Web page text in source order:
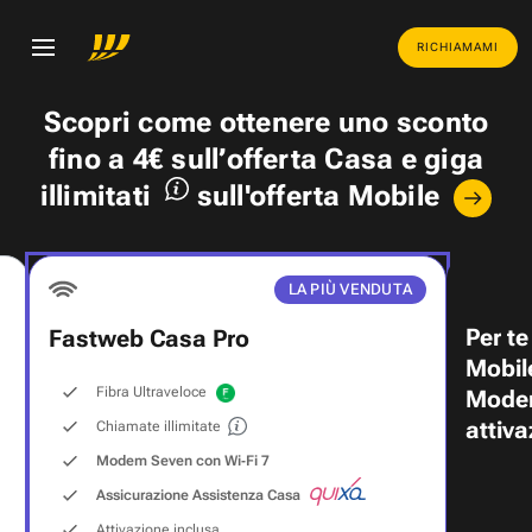
RICHIAMAMI
Scopri come ottenere uno sconto
fino a 4€ sull’offerta Casa egiga
illimitati
sull'offerta Mobile
LA PIÙ VENDUTA
Fastweb Casa Pro
Fibra Ultraveloce
Chiamate illimitate
Modem Seven con Wi‑Fi 7
Assicurazione Assistenza Casa
Per